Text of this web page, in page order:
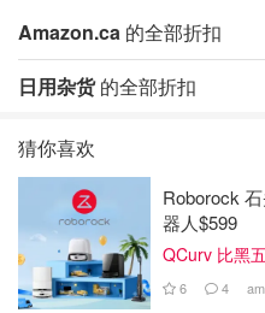
Amazon.ca 的全部折扣
日用杂货的全部折扣
猜你喜欢
Roborock
器人$599
QCurv 比黑
6 4